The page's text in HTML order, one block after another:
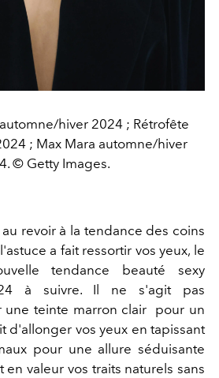
hiver 2024 ; Rétrofête
; Max Mara automne/hiver
© Getty Images.
revoir à la tendance des coins
a fait ressortir vos yeux, le
tendance beauté sexy
à suivre. Il ne s'agit pas
une teinte marron clair pour un
d'allonger vos yeux en tapissant
pour une allure séduisante
valeur vos traits naturels sans